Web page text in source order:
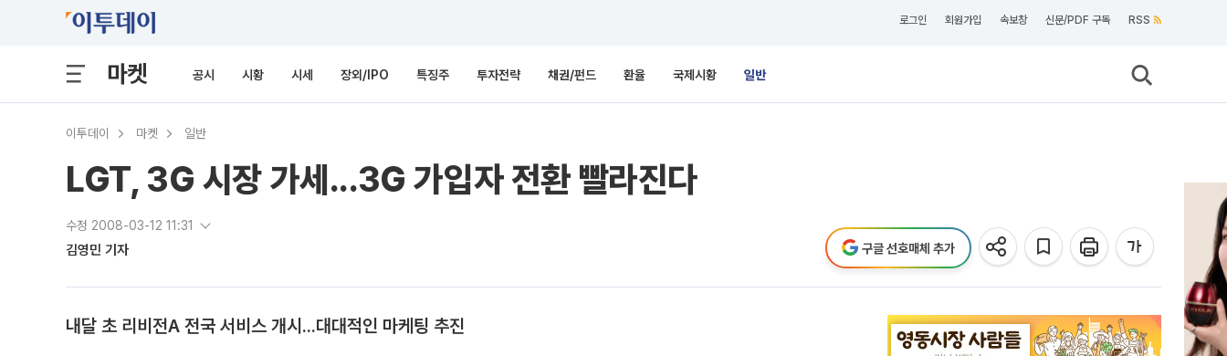
로그인 회원가입 속보창 신문/PDF 구독 RSS
마켓 공시 시황 시세 장외/IPO 특징주 투자전략 채권/펀드 환율 국제시황 일반
이투데이 마켓 일반
LGT, 3G 시장 가세...3G 가입자 전환 빨라진다
수정 2008-03-12 11:31
김영민 기자 구글 선호매체 추가
내달 초 리비전A 전국 서비스 개시...대대적인 마케팅 추진